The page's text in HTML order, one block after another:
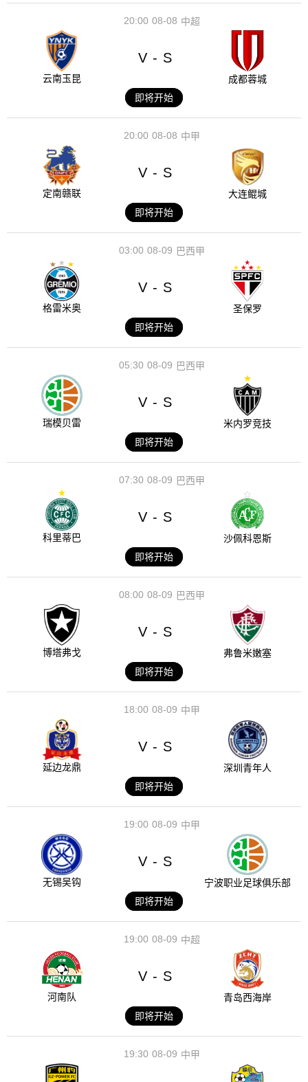
08-08
20:00 中超
云南玉昆
V - S
成都蓉城
即将开始
08-08
20:00 中甲
定南赣联
V - S
大连鲲城
即将开始
08-09
03:00 巴西甲
格雷米奥
V - S
圣保罗
即将开始
08-09
05:30 巴西甲
瑞模贝雷
V - S
米内罗竞技
即将开始
08-09
07:30 巴西甲
科里蒂巴
V - S
沙佩科恩斯
即将开始
08-09
08:00 巴西甲
博塔弗戈
V - S
弗鲁米嫩塞
即将开始
08-09
18:00 中甲
延边龙鼎
V - S
深圳青年人
即将开始
08-09
19:00 中甲
无锡吴钩
V - S
宁波职业足球俱乐部
即将开始
08-09
19:00 中超
河南队
V - S
青岛西海岸
即将开始
08-09
19:30 中甲